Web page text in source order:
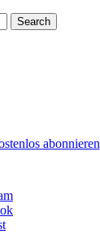
Search
abonnieren